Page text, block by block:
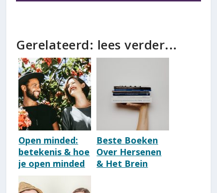
Gerelateerd: lees verder...
Open minded:
betekenis & hoe
je open minded
wordt
[Nederlands]
Beste Boeken
Over Hersenen
& Het Brein